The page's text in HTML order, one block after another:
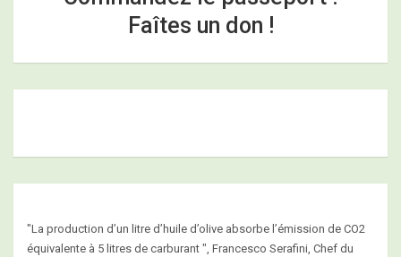
Faîtes un don !
"La production d’un litre d’huile d’olive absorbe l’émission de CO2
équivalente à 5 litres de carburant ", Francesco Serafini, Chef du